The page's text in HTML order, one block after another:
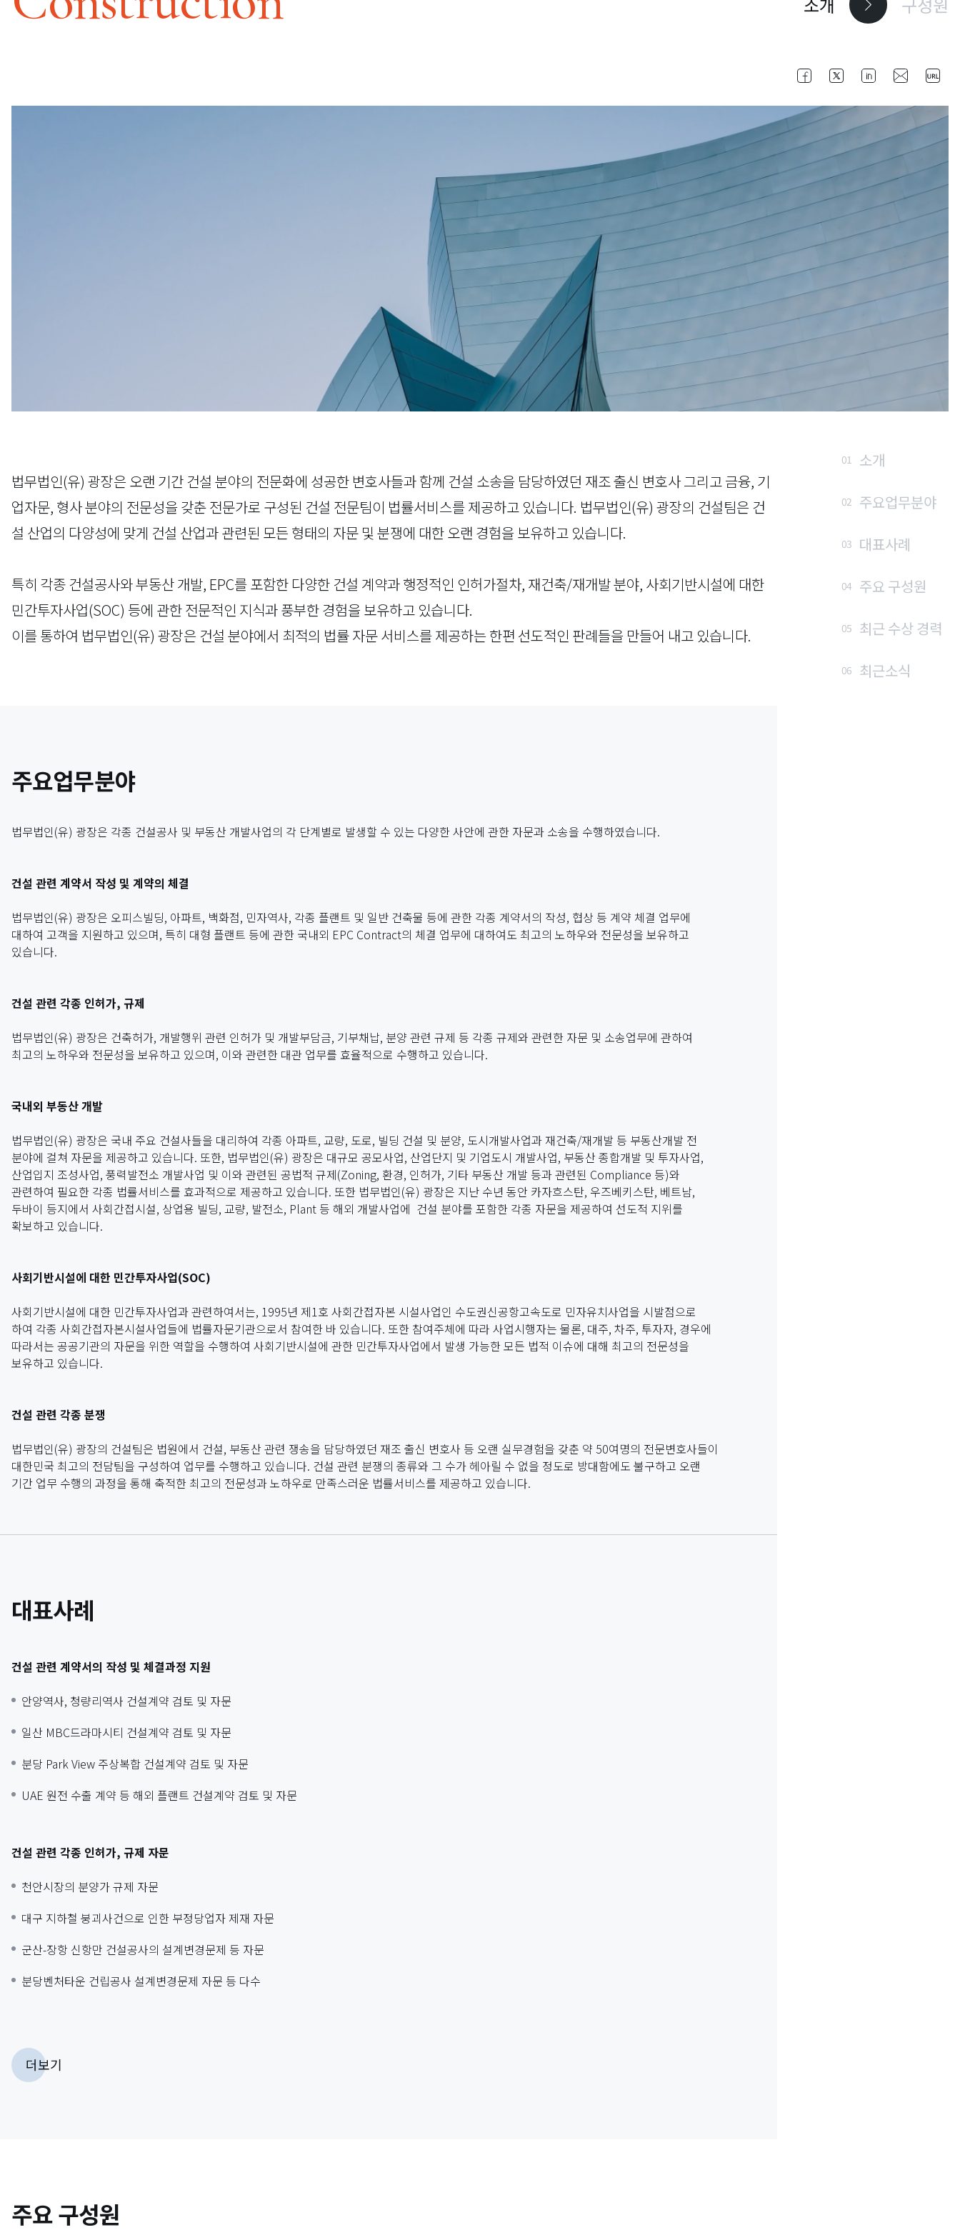
법무법인(유) 광장은 오랜 기간 건설 분야의 전문화에 성공한 변호사들과 함께 건설 소송을 담당하였던 재조 출신 변호사 그리고 금융, 기
업자문, 형사 분야의 전문성을 갖춘 전문가로 구성된 건설 전문팀이 법률서비스를 제공하고 있습니다. 법무법인(유) 광장의 건설팀은 건
설 산업의 다양성에 맞게 건설 산업과 관련된 모든 형태의 자문 및 분쟁에 대한 오랜 경험을 보유하고 있습니다.
특히 각종 건설공사와 부동산 개발, EPC를 포함한 다양한 건설 계약과 행정적인 인허가절차, 재건축/재개발 분야, 사회기반시설에 대한
민간투자사업(SOC) 등에 관한 전문적인 지식과 풍부한 경험을 보유하고 있습니다.
이를 통하여 법무법인(유) 광장은 건설 분야에서 최적의 법률 자문 서비스를 제공하는 한편 선도적인 판례들을 만들어 내고 있습니다.
주요업무분야
법무법인(유) 광장은 각종 건설공사 및 부동산 개발사업의 각 단계별로 발생할 수 있는 다양한 사안에 관한 자문과 소송을 수행하였습니다.
건설 관련 계약서 작성 및 계약의 체결
법무법인(유) 광장은 오피스빌딩, 아파트, 백화점, 민자역사, 각종 플랜트 및 일반 건축물 등에 관한 각종 계약서의 작성, 협상 등 계약 체결 업무에
대하여 고객을 지원하고 있으며, 특히 대형 플랜트 등에 관한 국내외 EPC Contract의 체결 업무에 대하여도 최고의 노하우와 전문성을 보유하고
있습니다.
건설 관련 각종 인허가, 규제
법무법인(유) 광장은 건축허가, 개발행위 관련 인허가 및 개발부담금, 기부채납, 분양 관련 규제 등 각종 규제와 관련한 자문 및 소송업무에 관하여
최고의 노하우와 전문성을 보유하고 있으며, 이와 관련한 대관 업무를 효율적으로 수행하고 있습니다.
국내외 부동산 개발
법무법인(유) 광장은 국내 주요 건설사들을 대리하여 각종 아파트, 교량, 도로, 빌딩 건설 및 분양, 도시개발사업과 재건축/재개발 등 부동산개발 전
분야에 걸쳐 자문을 제공하고 있습니다. 또한, 법무법인(유) 광장은 대규모 공모사업, 산업단지 및 기업도시 개발사업, 부동산 종합개발 및 투자사업,
산업입지 조성사업, 풍력발전소 개발사업 및 이와 관련된 공법적 규제(Zoning, 환경, 인허가, 기타 부동산 개발 등과 관련된 Compliance 등)와
관련하여 필요한 각종 법률서비스를 효과적으로 제공하고 있습니다. 또한 법무법인(유) 광장은 지난 수년 동안 카자흐스탄, 우즈베키스탄, 베트남,
두바이 등지에서 사회간접시설, 상업용 빌딩, 교량, 발전소, Plant 등 해외 개발사업에 건설 분야를 포함한 각종 자문을 제공하여 선도적 지위를
확보하고 있습니다.
사회기반시설에 대한 민간투자사업(SOC)
사회기반시설에 대한 민간투자사업과 관련하여서는, 1995년 제1호 사회간접자본 시설사업인 수도권신공항고속도로 민자유치사업을 시발점으로
하여 각종 사회간접자본시설사업들에 법률자문기관으로서 참여한 바 있습니다. 또한 참여주체에 따라 사업시행자는 물론, 대주, 차주, 투자자, 경우에
따라서는 공공기관의 자문을 위한 역할을 수행하여 사회기반시설에 관한 민간투자사업에서 발생 가능한 모든 법적 이슈에 대해 최고의 전문성을
보유하고 있습니다.
건설 관련 각종 분쟁
법무법인(유) 광장의 건설팀은 법원에서 건설, 부동산 관련 쟁송을 담당하였던 재조 출신 변호사 등 오랜 실무경험을 갖춘 약 50여명의 전문변호사들이
대한민국 최고의 전담팀을 구성하여 업무를 수행하고 있습니다. 건설 관련 분쟁의 종류와 그 수가 헤아릴 수 없을 정도로 방대함에도 불구하고 오랜
기간 업무 수행의 과정을 통해 축적한 최고의 전문성과 노하우로 만족스러운 법률서비스를 제공하고 있습니다.
대표사례
건설 관련 계약서의 작성 및 체결과정 지원
안양역사, 청량리역사 건설계약 검토 및 자문
일산 MBC드라마시티 건설계약 검토 및 자문
분당 Park View 주상복합 건설계약 검토 및 자문
UAE 원전 수출 계약 등 해외 플랜트 건설계약 검토 및 자문
건설 관련 각종 인허가, 규제 자문
천안시장의 분양가 규제 자문
대구 지하철 붕괴사건으로 인한 부정당업자 제재 자문
군산-장항 신항만 건설공사의 설계변경문제 등 자문
분당벤처타운 건립공사 설계변경문제 자문 등 다수
[부동산개발]
노량진본동 지역주택조합 공동주택 개발사업
더보기
01 소개
02 주요업무분야
03 대표사례
04 주요 구성원
05 최근 수상 경력
06 최근소식
주요 구성원